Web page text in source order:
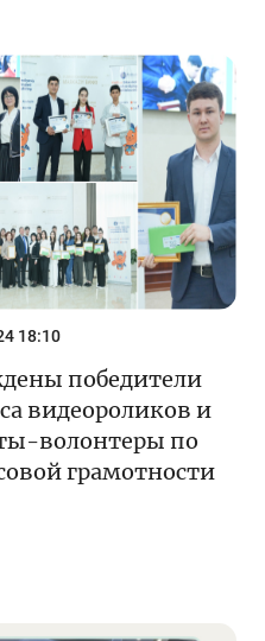
18:10
победители
видеороликов и
волонтеры по
грамотности